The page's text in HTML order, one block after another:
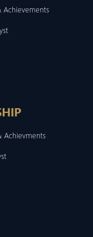
Achievements
Achievments